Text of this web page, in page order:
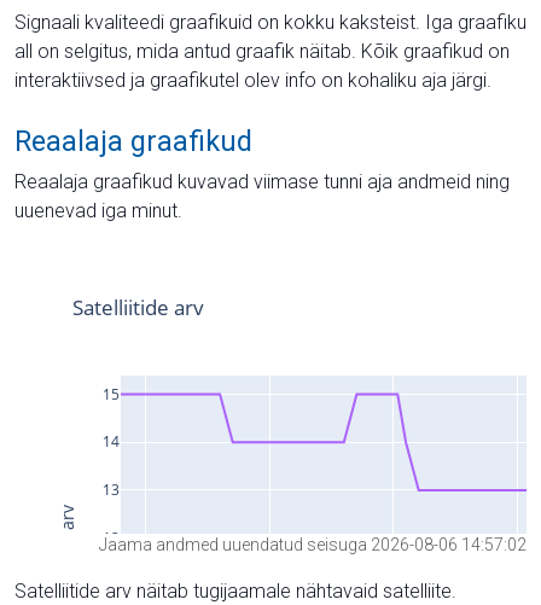
Signaali kvaliteedi graafikuid on kokku kaksteist. Iga graafiku
all on selgitus, mida antud graafik näitab. Kõik graafikud on
interaktiivsed ja graafikutel olev info on kohaliku aja järgi.
Reaalaja graafikud
Reaalaja graafikud kuvavad viimase tunni aja andmeid ning
uuenevad iga minut.
Jaama andmed uuendatud seisuga 2026-08-06 14:57:02
Satelliitide arv näitab tugijaamale nähtavaid satelliite.